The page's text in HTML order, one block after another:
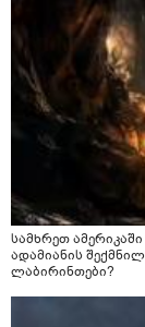
სამხრეთ
ადამიანის
ლაბირინთები?